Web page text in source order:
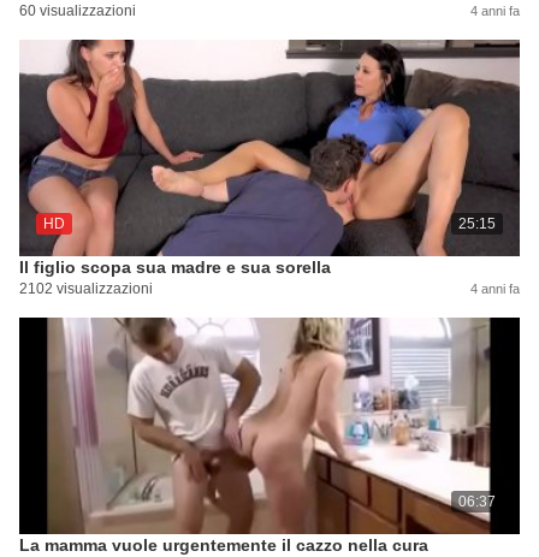
60 visualizzazioni 4 anni fa
HD 25:15
Il figlio scopa sua madre e sua sorella
2102 visualizzazioni 4 anni fa
06:37
La mamma vuole urgentemente il cazzo nella cura